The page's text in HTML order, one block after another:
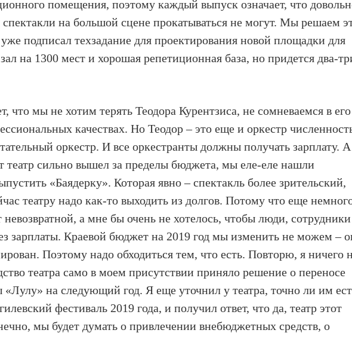
помещения, поэтому каждый выпуск означает, что
спектакли на большой сцене прокатываться не могут. Мы решаем
подписал техзадание для проектирования новой площадки для
на 1300 мест и хорошая репетиционная база, но придется два-
что мы не хотим терять Теодора Курентзиса, не сомневаемся в его
качествах. Но Теодор – это еще и оркестр
оркестр. И все оркестранты должны получать зарплату. А
театр сильно вышел за пределы бюджета, мы еле-еле нашли
«Баядерку». Которая явно – спектакль более зрительский,
театру надо как-то выходить из долгов. Потому что еще
невозвратной, а мне бы очень не хотелось, чтобы люди, сотрудники
зарплаты. Краевой бюджет на 2019 год мы изменить не можем –
Поэтому надо обходиться тем, что есть. Повторю, я ничего
театра само в моем присутствии приняло решение о переносе
«Лулу» на следующий год. Я еще уточнил у театра, точно ли им
фестиваль 2019 года, и получил ответ, что да, театр этот
мы будет думать о привлечении внебюджетных средств, о